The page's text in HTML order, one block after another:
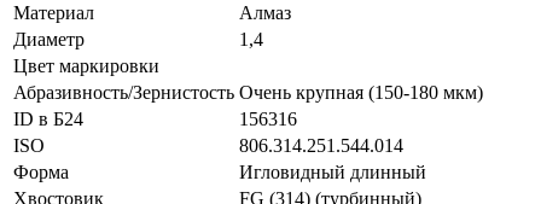
Материал
Алмаз
Диаметр
1,4
Цвет маркировки
Абразивность/Зернистость Очень крупная (150-180 мкм)
ID в Б24
156316
ISO
806.314.251.544.014
Форма
Игловидный длинный
Хвостовик
FG (314) (турбинный)